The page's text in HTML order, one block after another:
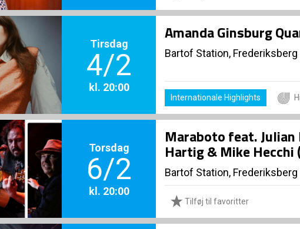
Tirsdag
4/2
kl. 20:00
Amanda Ginsburg
Bartof Station, Frederiksberg
Internationale Highlights
Torsdag
6/2
kl. 20:00
Maraboto feat.
Hartig & Mike Hecchi
Bartof Station, Frederiksberg
Tilføj til favoritter